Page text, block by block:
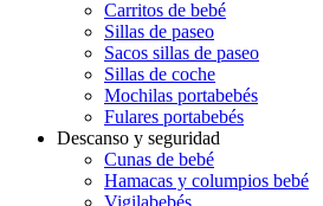
Carritos de bebé
Sillas de paseo
Sacos sillas de paseo
Sillas de coche
Mochilas portabebés
Fulares portabebés
Descanso y seguridad
Cunas de bebé
Hamacas y columpios bebé
Vigilabebés